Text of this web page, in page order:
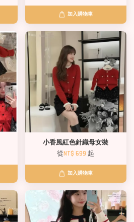
加入購物車
小香風紅色針織母女裝
從NT$ 699起
加入購物車